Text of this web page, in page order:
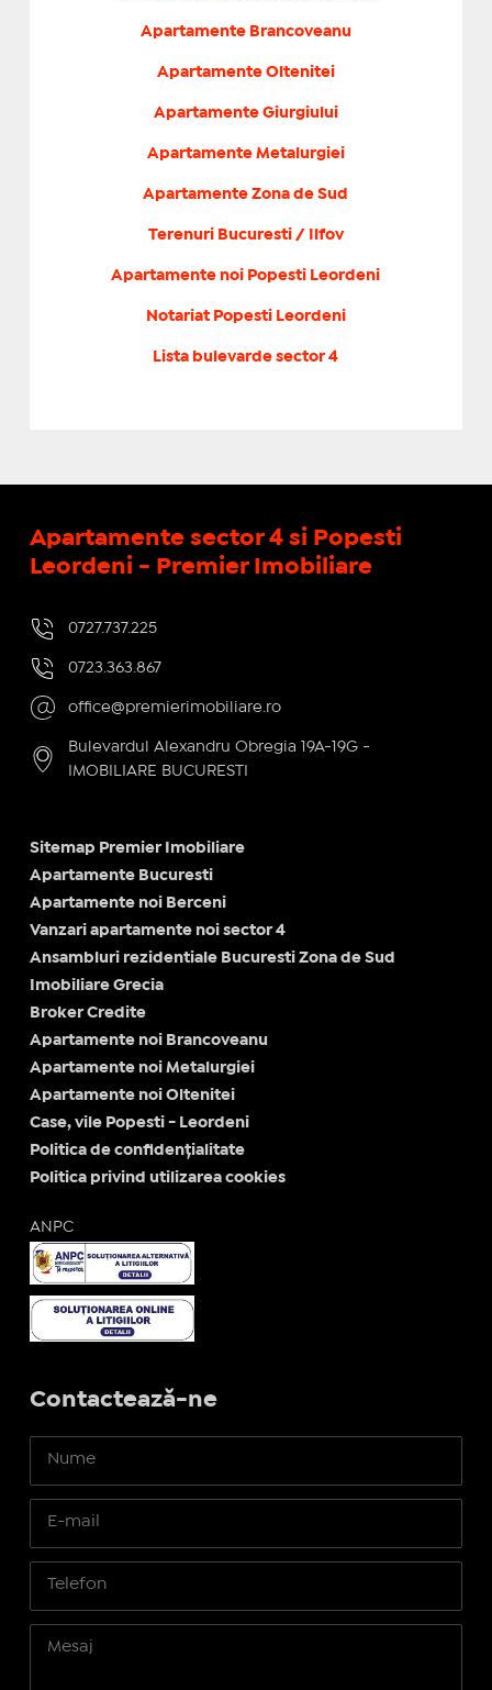
Apartamente Brancoveanu
Apartamente Oltenitei
Apartamente Giurgiului
Apartamente Metalurgiei
Apartamente Zona de Sud
Terenuri Bucuresti / Ilfov
Apartamente noi Popesti Leordeni
Notariat Popesti Leordeni
Lista bulevarde sector 4
Apartamente sector 4 si Popesti
Leordeni - Premier Imobiliare
0727.737.225
0723.363.867
office@premierimobiliare.ro
Bulevardul Alexandru Obregia 19A-19G -
IMOBILIARE BUCURESTI
Sitemap Premier Imobiliare
Apartamente Bucuresti
Apartamente noi Berceni
Vanzari apartamente noi sector 4
Ansambluri rezidentiale Bucuresti Zona de Sud
Imobiliare Grecia
Broker Credite
Apartamente noi Brancoveanu
Apartamente noi Metalurgiei
Apartamente noi Oltenitei
Case, vile Popesti - Leordeni
Politica de confidențialitate
Politica privind utilizarea cookies
ANPC
Contactează-ne